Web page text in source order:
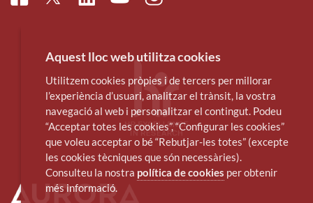
Aquest lloc web utilitza cookies
Utilitzem cookies pròpies i de tercers per millorar
l’experiència d’usuari, analitzar el trànsit, la vostra
navegació al web i personalitzar el contingut. Podeu
“Acceptar totes les cookies”, “Configurar les cookies”
que voleu acceptar o bé “Rebutjar-les totes” (excepte
les cookies tècniques que són necessàries).
Consulteu la nostra política de cookies per obtenir
més informació.